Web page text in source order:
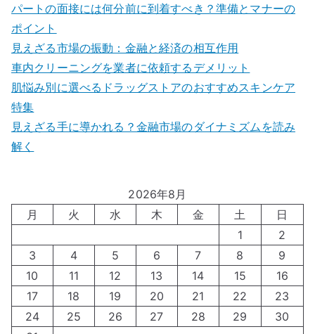
パートの面接には何分前に到着すべき？準備とマナーの
ポイント
見えざる市場の振動：金融と経済の相互作用
車内クリーニングを業者に依頼するデメリット
肌悩み別に選べるドラッグストアのおすすめスキンケア
特集
見えざる手に導かれる？金融市場のダイナミズムを読み
解く
2026年8月
月
火 水 木 金 土
日
1
2
3
4 5 6 7 8
9
10
11 12 13 14 15
16
17
18 19 20 21 22
23
24
25 26 27 28 29
30